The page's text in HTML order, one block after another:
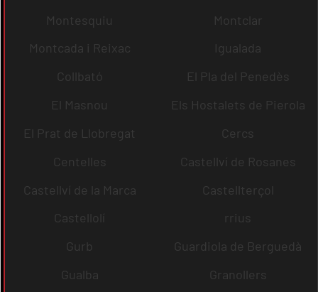
Montesquiu
Montclar
Montcada i Reixac
Igualada
Collbató
El Pla del Penedès
El Masnou
Els Hostalets de Pierola
El Prat de Llobregat
Cercs
Centelles
Castellví de Rosanes
Castellví de la Marca
Castellterçol
Castellolí
rrius
Gurb
Guardiola de Berguedà
Gualba
Granollers